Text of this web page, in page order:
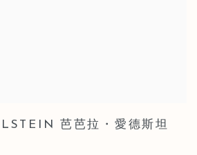
芭芭拉・愛德斯坦